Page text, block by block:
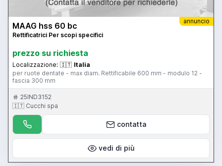
annuncio
MAAG hss 60 bc
Rettificatrici Per scopi specifici
prezzo su richiesta
Localizzazione: 🇮🇹 Italia
per ruote dentate - max diam. Rettificabile 600 mm - modulo 12 -
fascia 300 mm
25IND3152
🇮🇹 Cucchi spa
contatta
vedi di più